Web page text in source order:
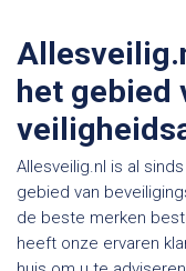
het gebied
Allesveilig.nl is al
gebied van
de beste merken
heeft onze ervaren